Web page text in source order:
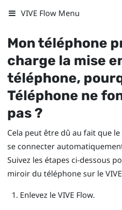
VIVE Flow Menu
Mon téléphone
charge la mise
téléphone,
Téléphone ne
pas ?
Cela peut être dû au fait que le
se connecter
Suivez les étapes ci-dessous
miroir du téléphone sur le
Enlevez leVIVE Flow.